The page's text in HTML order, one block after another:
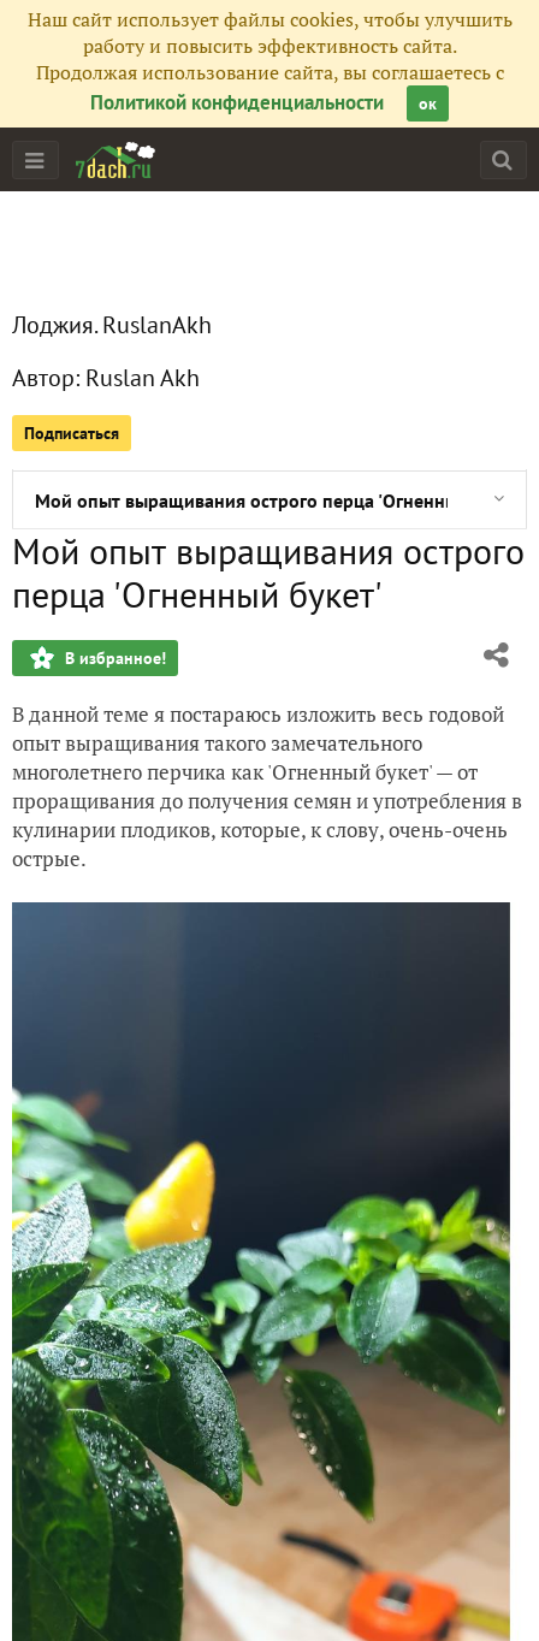
Наш сайт использует файлы cookies, чтобы улучшить
работу и повысить эффективность сайта.
Продолжая использование сайта, вы соглашаетесь с
Политикой конфиденциальности
ок
Лоджия. RuslanAkh
Автор: Ruslan Akh
Подписаться
Все публикации
Сейчас обсуждают
Мой опыт выращивания острого перца 'Огненный букет'
Мой опыт выращивания острого
перца 'Огненный букет'
В избранное!
В данной теме я постараюсь изложить весь годовой
опыт выращивания такого замечательного
многолетнего перчика как 'Огненный букет' — от
проращивания до получения семян и употребления в
кулинарии плодиков, которые, к слову, очень-очень
острые.